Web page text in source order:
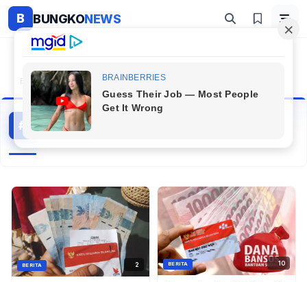
B BUNGKONEWS
Beranda #Aplikasi Cek Bansos Resmi
#
Aplikasi Cek Bansos Resmi
36 artikel
BERITA 2 BERITA 10